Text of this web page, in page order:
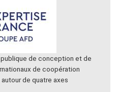
de conception et de
de coopération
de quatre axes